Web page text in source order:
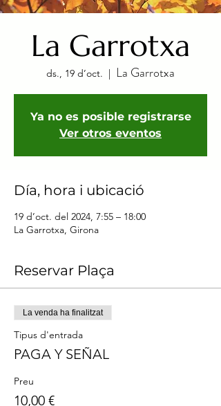
La Garrotxa
ds., 19 d’oct.
  |
La Garrotxa
Ya no es posible registrarse
Ver otros eventos
Día, hora i ubicació
19 d’oct. del 2024, 7:55 – 18:00
La Garrotxa, Girona
Reservar Plaça
La venda ha finalitzat
Tipus d'entrada
PAGA Y SEÑAL
Preu
10,00 €